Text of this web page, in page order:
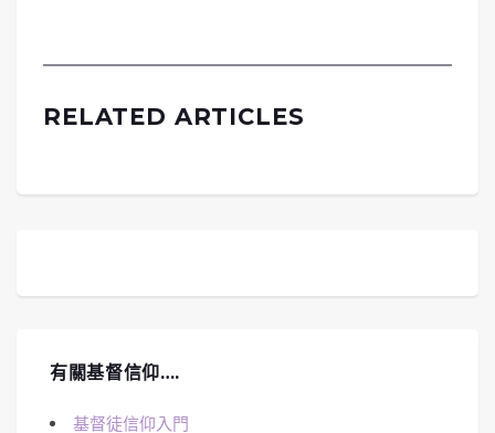
RELATED ARTICLES
有關基督信仰….
基督徒信仰入門